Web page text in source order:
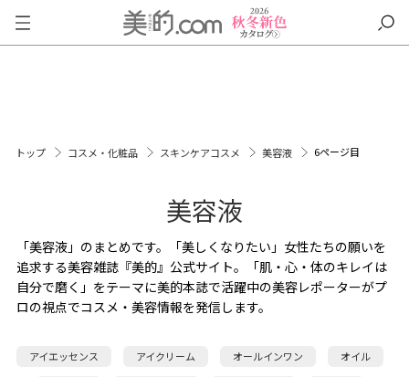
トップ コスメ・化粧品 スキンケアコスメ 美容液 6ページ目
美容液
「美容液」のまとめです。「美しくなりたい」女性たちの願いを
追求する美容雑誌『美的』公式サイト。「肌・心・体のキレイは
自分で磨く」をテーマに美的本誌で活躍中の美容レポーターがプ
ロの視点でコスメ・美容情報を発信します。
アイエッセンス アイクリーム オールインワン オイル